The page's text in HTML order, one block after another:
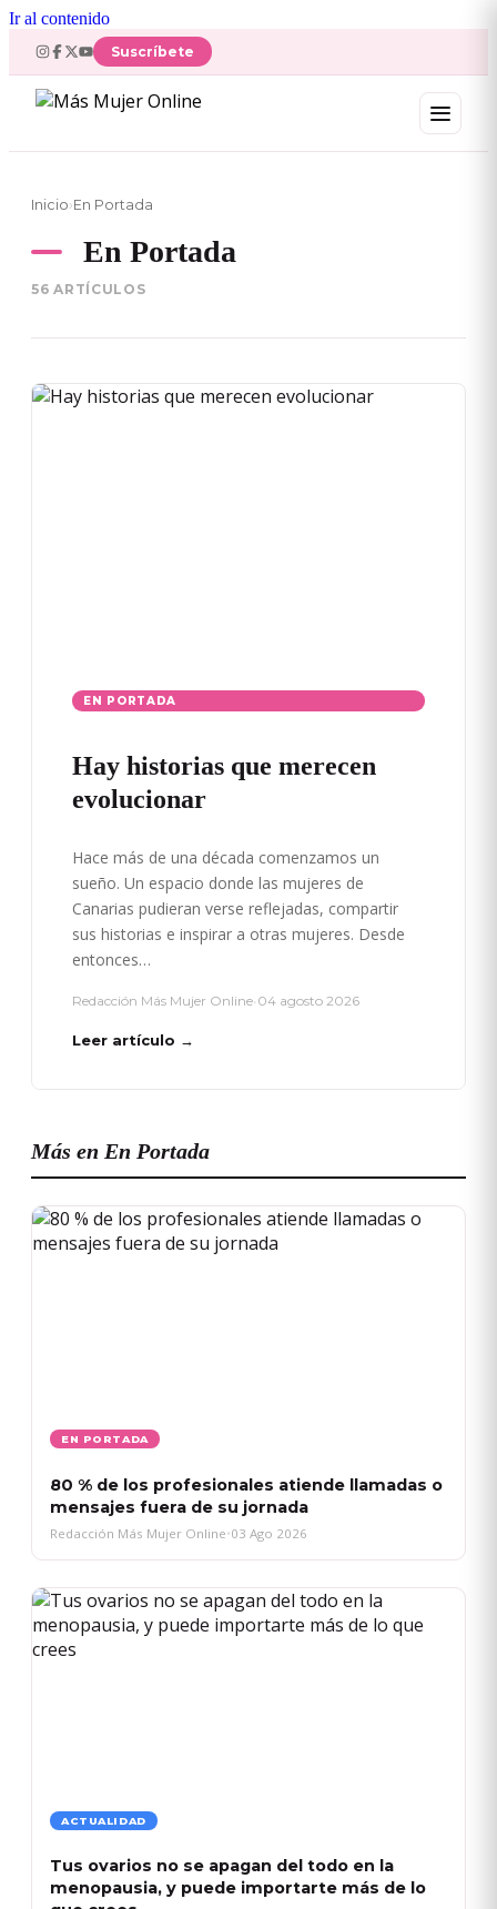
Ir al contenido
Suscríbete
Inicio›En Portada
En Portada
56 ARTÍCULOS
EN PORTADA
Hay historias que merecen
evolucionar
Hace más de una década comenzamos un
sueño. Un espacio donde las mujeres de
Canarias pudieran verse reflejadas, compartir
sus historias e inspirar a otras mujeres. Desde
entonces…
Redacción Más Mujer Online• 04 agosto 2026
Leer artículo →
Más en En Portada
EN PORTADA
80 % de los profesionales atiende llamadas o
mensajes fuera de su jornada
Redacción Más Mujer Online•03 Ago 2026
ACTUALIDAD
Tus ovarios no se apagan del todo en la
menopausia, y puede importarte más de lo